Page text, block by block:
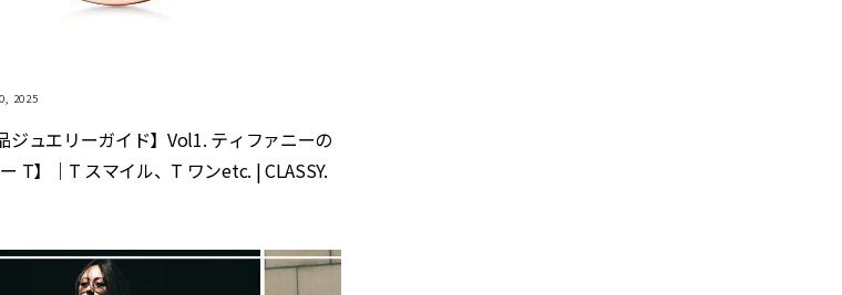
2025
ジュエリーガイド】Vol1. ティファニーの
T】｜T スマイル、T ワンetc. | CLASSY.